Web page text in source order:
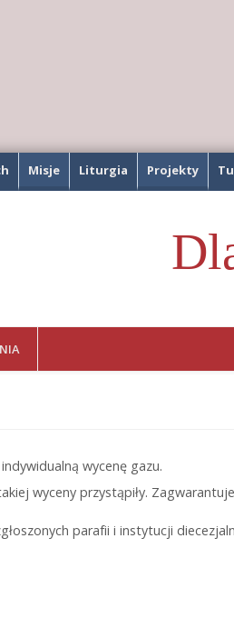
Misje Liturgia Projekty
wycenę gazu.
wyceny przystąpiły.
parafii i instytucji